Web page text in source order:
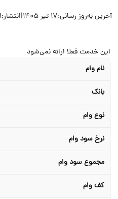
به‌روز رسانی:17 تیر 1405 |انتشار:21 مهر 1404
خدمت فعلا ارائه نمی‌شود
نام وام
بانک
نوع وام
نرخ سود وام
مجموع سود وام
کف وام